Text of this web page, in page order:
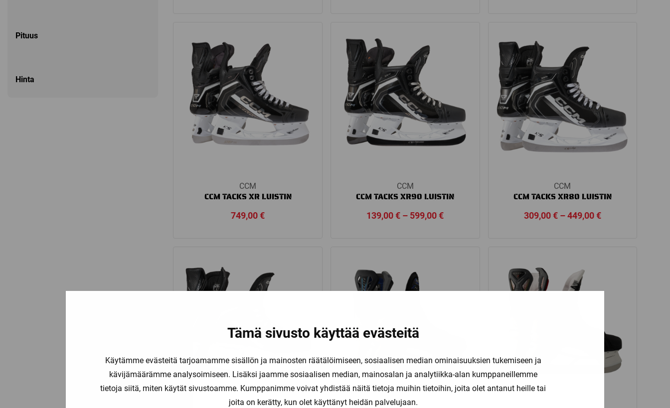
Tämä sivusto käyttää evästeitä
Käytämme evästeitä tarjoamamme sisällön ja mainosten räätälöimiseen, sosiaalisen median ominaisuuksien tukemiseen ja
kävijämäärämme analysoimiseen. Lisäksi jaamme sosiaalisen median, mainosalan ja analytiikka-alan kumppaneillemme
tietoja siitä, miten käytät sivustoamme. Kumppanimme voivat yhdistää näitä tietoja muihin tietoihin, joita olet antanut heille tai
joita on kerätty, kun olet käyttänyt heidän palvelujaan.
Pituus
Hinta
CCM
CCM TACKS XR LUISTIN
749,00€
CCM
CCM TACKS XR90 LUISTIN
139,00€ – 599,00€Price
CCM
CCM TACKS XR80 LUISTIN
309,00€ –449,00€Price